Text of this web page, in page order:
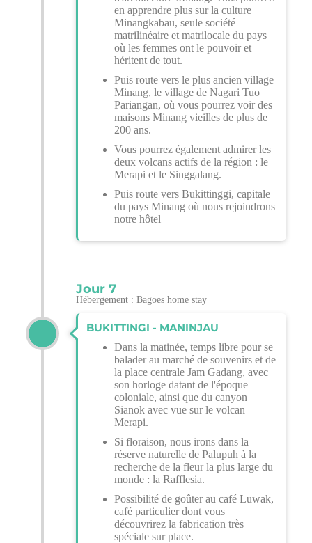
en apprendre plus sur la culture
Minangkabau, seule société
matrilinéaire et matrilocale du pays
où les femmes ont le pouvoir et
héritent de tout.
Puis route vers le plus ancien village
Minang, le village de Nagari Tuo
Pariangan, où vous pourrez voir des
maisons Minang vieilles de plus de
200 ans.
Vous pourrez également admirer les
deux volcans actifs de la région : le
Merapi et le Singgalang.
Puis route vers Bukittinggi, capitale
du pays Minang où nous rejoindrons
notre hôtel
Jour 7
Hébergement : Bagoes home stay
BUKITTINGI - MANINJAU
Dans la matinée, temps libre pour se
balader au marché de souvenirs et de
la place centrale Jam Gadang, avec
son horloge datant de l'époque
coloniale, ainsi que du canyon
Sianok avec vue sur le volcan
Merapi.
Si floraison, nous irons dans la
réserve naturelle de Palupuh à la
recherche de la fleur la plus large du
monde : la Rafflesia.
Possibilité de goûter au café Luwak,
café particulier dont vous
découvrirez la fabrication très
spéciale sur place.